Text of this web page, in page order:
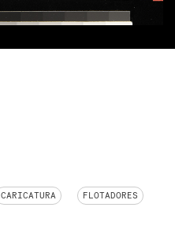
CARICATURA FLOTADORES